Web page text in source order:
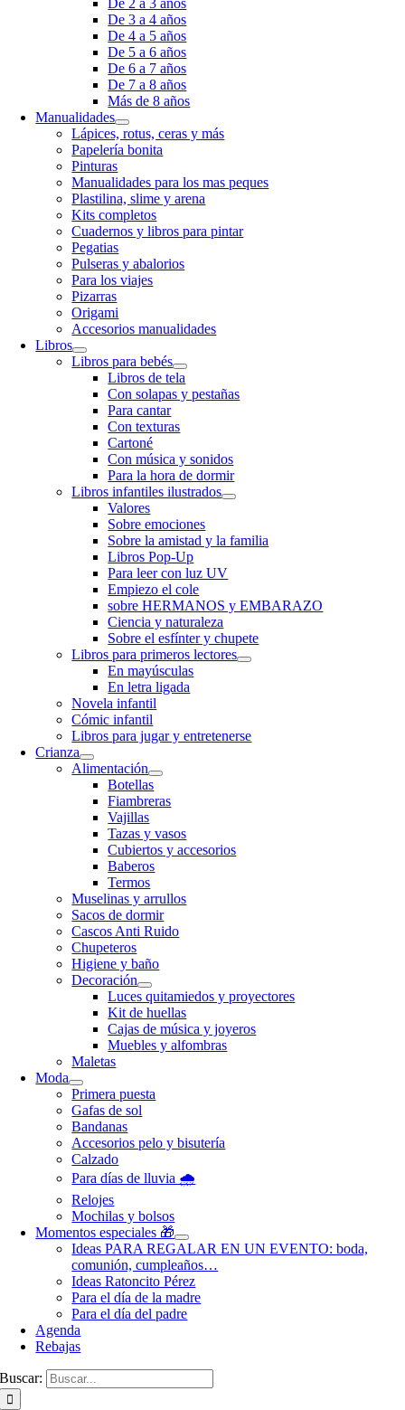
De 2 a 3 años
De 3 a 4 años
De 4 a 5 años
De 5 a 6 años
De 6 a 7 años
De 7 a 8 años
Más de 8 años
Manualidades
Lápices, rotus, ceras y más
Papelería bonita
Pinturas
Manualidades para los mas peques
Plastilina, slime y arena
Kits completos
Cuadernos y libros para pintar
Pegatias
Pulseras y abalorios
Para los viajes
Pizarras
Origami
Accesorios manualidades
Libros
Libros para bebés
Libros de tela
Con solapas y pestañas
Para cantar
Con texturas
Cartoné
Con música y sonidos
Para la hora de dormir
Libros infantiles ilustrados
Valores
Sobre emociones
Sobre la amistad y la familia
Libros Pop-Up
Para leer con luz UV
Empiezo el cole
sobre HERMANOS y EMBARAZO
Ciencia y naturaleza
Sobre el esfínter y chupete
Libros para primeros lectores
En mayúsculas
En letra ligada
Novela infantil
Cómic infantil
Libros para jugar y entretenerse
Crianza
Alimentación
Botellas
Fiambreras
Vajillas
Tazas y vasos
Cubiertos y accesorios
Baberos
Termos
Muselinas y arrullos
Sacos de dormir
Cascos Anti Ruido
Chupeteros
Higiene y baño
Decoración
Luces quitamiedos y proyectores
Kit de huellas
Cajas de música y joyeros
Muebles y alfombras
Maletas
Moda
Primera puesta
Gafas de sol
Bandanas
Accesorios pelo y bisutería
Calzado
Para días de lluvia 🌧️
Relojes
Mochilas y bolsos
Momentos especiales 🎁
Ideas PARA REGALAR EN UN EVENTO: boda,
comunión, cumpleaños…
Ideas Ratoncito Pérez
Para el día de la madre
Para el día del padre
Agenda
Rebajas
Buscar: